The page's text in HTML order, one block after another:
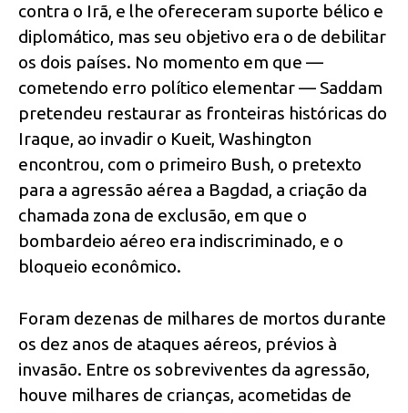
contra o Irã, e lhe ofereceram suporte bélico e
diplomático, mas seu objetivo era o de debilitar
os dois países. No momento em que —
cometendo erro político elementar — Saddam
pretendeu restaurar as fronteiras históricas do
Iraque, ao invadir o Kueit, Washington
encontrou, com o primeiro Bush, o pretexto
para a agressão aérea a Bagdad, a criação da
chamada zona de exclusão, em que o
bombardeio aéreo era indiscriminado, e o
bloqueio econômico.
Foram dezenas de milhares de mortos durante
os dez anos de ataques aéreos, prévios à
invasão. Entre os sobreviventes da agressão,
houve milhares de crianças, acometidas de